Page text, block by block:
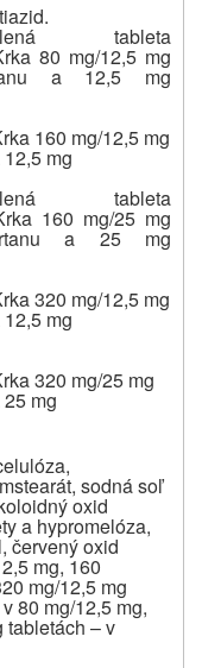
tableta
80 mg/12,5 mg
a 12,5 mg
160 mg/12,5 mg
mg
tableta
160 mg/25 mg
a 25 mg
320 mg/12,5 mg
mg
320 mg/25 mg
mg
sodná soľ
oxid
a hypromelóza,
červený oxid
mg, 160
mg/12,5 mg
80 mg/12,5 mg,
tabletách – v